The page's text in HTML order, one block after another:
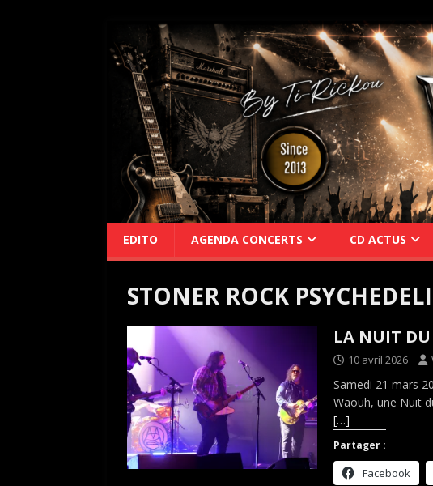
EDITO AGENDA CONCERTS CD ACTUS
STONER ROCK
LA NUIT
10 avril 2026
Samedi 21 mars
Waouh, une Nuit
[…]
Partager :
Facebook